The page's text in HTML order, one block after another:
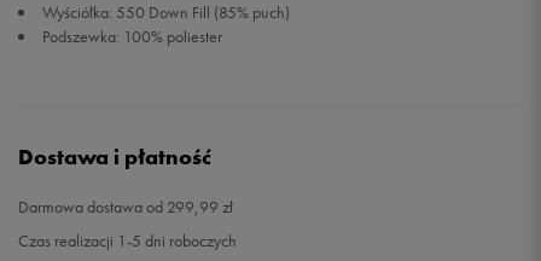
Wyściółka: 550 Down Fill (85% puch)
Podszewka: 100% poliester
Dostawa i płatność
Darmowa dostawa od 299,99 zł
Czas realizacji 1-5 dni roboczych